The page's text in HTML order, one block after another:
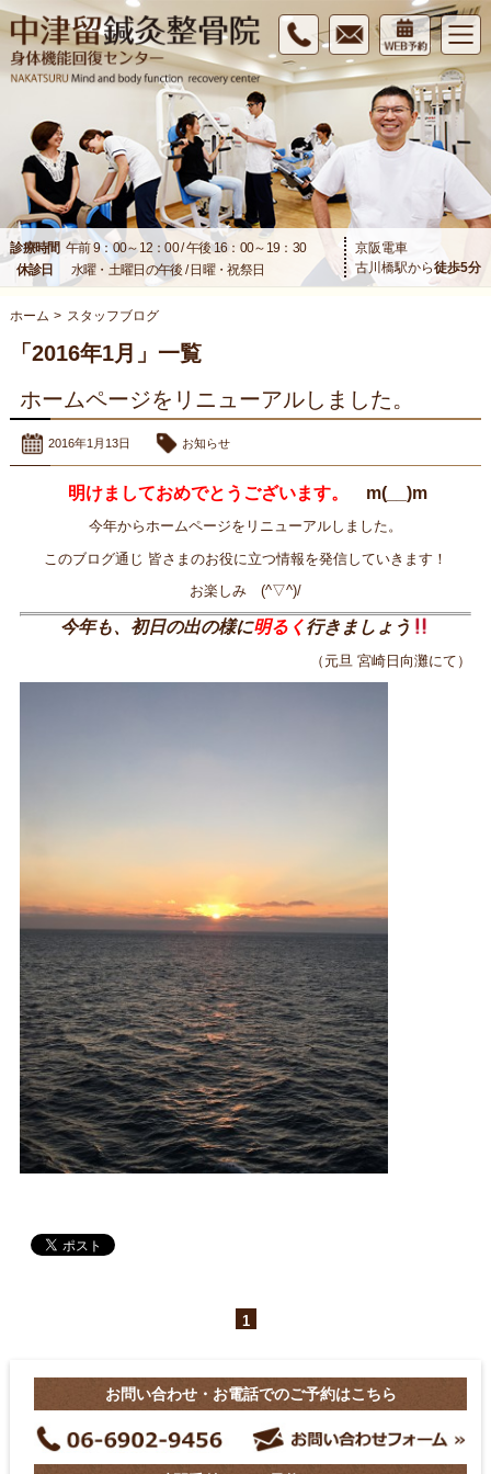
診療時間 午前 9：00～12：00 / 午後 16：00～19：30
休診日
水曜・土曜日の午後 / 日曜・祝祭日
京阪電車
古川橋駅から徒歩5分
ホーム > スタッフブログ
「2016年1月」一覧
ホームページをリニューアルしました。
2016年1月13日 お知らせ
明けましておめでとうございます。 m(__)m
今年からホームページをリニューアルしました。
このブログ通じ 皆さまのお役に立つ情報を発信していきます！
お楽しみ (^▽^)/
今年も、初日の出の様に明るく行きましょう
（元旦 宮崎日向灘にて）
1
お問い合わせ・お電話でのご予約はこちら